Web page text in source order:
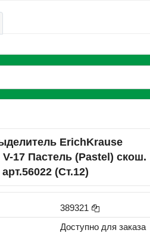
ErichKrause
17 Пастель (Pastel) скош.
(Ст.12)
389321
Доступно для заказа